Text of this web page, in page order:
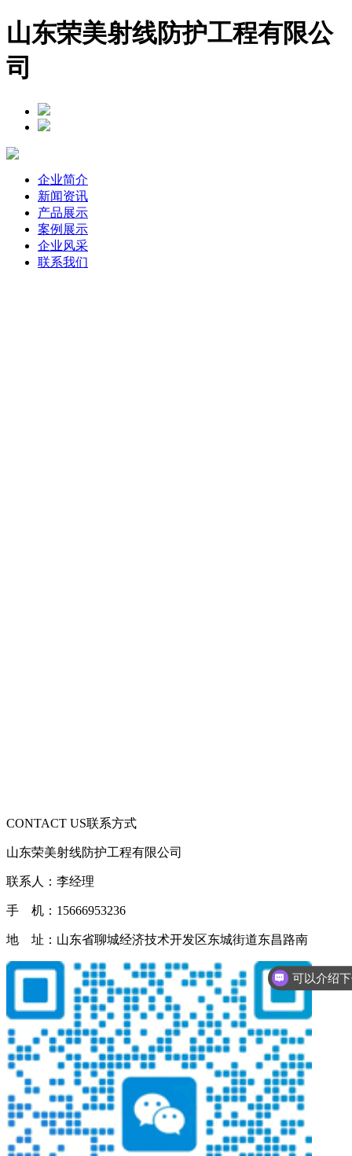
山东荣美射线防护工程有限公
司
企业简介
新闻资讯
产品展示
案例展示
企业风采
联系我们
CONTACT US联系方式
山东荣美射线防护工程有限公司
联系人：李经理
手 机：15666953236
地 址：山东省聊城经济技术开发区东城街道东昌路南